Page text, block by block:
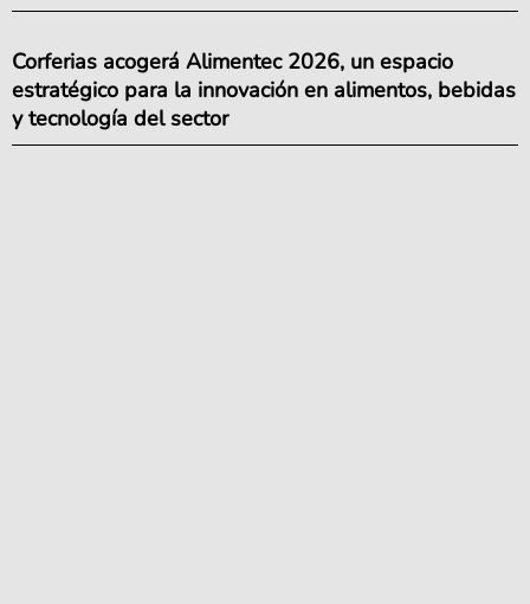
Corferias acogerá Alimentec 2026, un espacio
estratégico para la innovación en alimentos, bebidas
y tecnología del sector